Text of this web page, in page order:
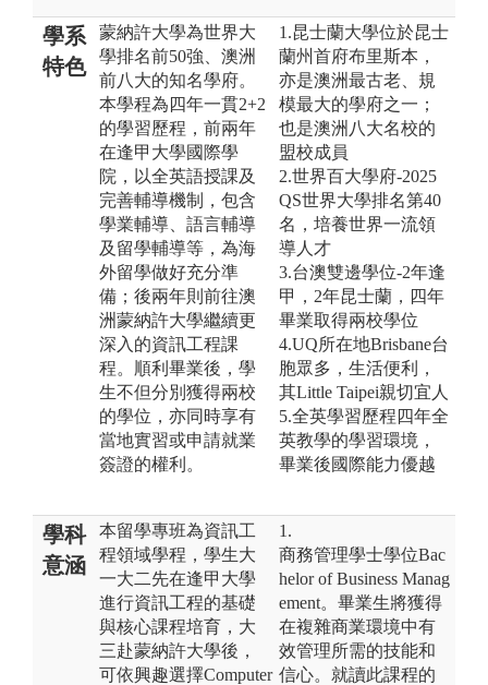
學系
特色
蒙納許大學為世界大
學排名前50強、澳洲
前八大的知名學府。
本學程為四年一貫2+2
的學習歷程，前兩年
在逢甲大學國際學
院，以全英語授課及
完善輔導機制，包含
學業輔導、語言輔導
及留學輔導等，為海
外留學做好充分準
備；後兩年則前往澳
洲蒙納許大學繼續更
深入的資訊工程課
程。順利畢業後，學
生不但分別獲得兩校
的學位，亦同時享有
當地實習或申請就業
簽證的權利。
1.昆士蘭大學位於昆士
蘭州首府布里斯本，
亦是澳洲最古老、規
模最大的學府之一；
也是澳洲八大名校的
盟校成員
2.世界百大學府-2025
QS世界大學排名第40
名，培養世界一流領
導人才
3.台澳雙邊學位-2年逢
甲，2年昆士蘭，四年
畢業取得兩校學位
4.UQ所在地Brisbane台
胞眾多，生活便利，
其Little Taipei親切宜人
5.全英學習歷程四年全
英教學的學習環境，
畢業後國際能力優越
學科
意涵
本留學專班為資訊工
程領域學程，學生大
一大二先在逢甲大學
進行資訊工程的基礎
與核心課程培育，大
三赴蒙納許大學後，
可依興趣選擇Computer
1.
商務管理學士學位Bac
helor of Business Manag
ement。畢業生將獲得
在複雜商業環境中有
效管理所需的技能和
信心。就讀此課程的